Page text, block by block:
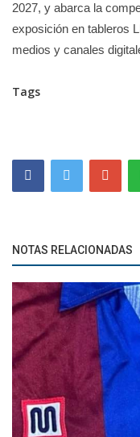
2027, y abarca la
exposición en tableros
medios y canales
Tags
NOTAS RELACIONADAS